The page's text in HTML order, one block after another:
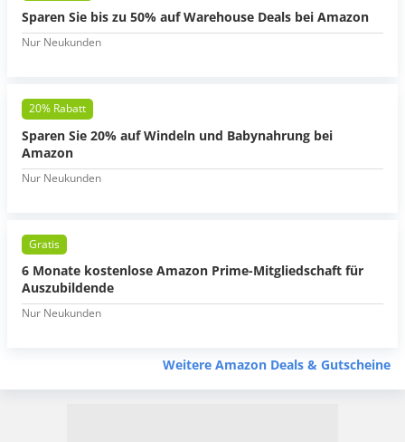
Sparen Sie bis zu 50% auf Warehouse Deals bei Amazon
Nur Neukunden
20% Rabatt
Sparen Sie 20% auf Windeln und Babynahrung bei
Amazon
Nur Neukunden
Gratis
6 Monate kostenlose Amazon Prime-Mitgliedschaft für
Auszubildende
Nur Neukunden
Weitere Amazon Deals & Gutscheine